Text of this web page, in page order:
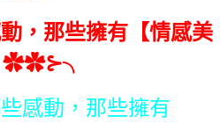
，那些擁有【情感美
✿✿⊱╮
感動，那些擁有